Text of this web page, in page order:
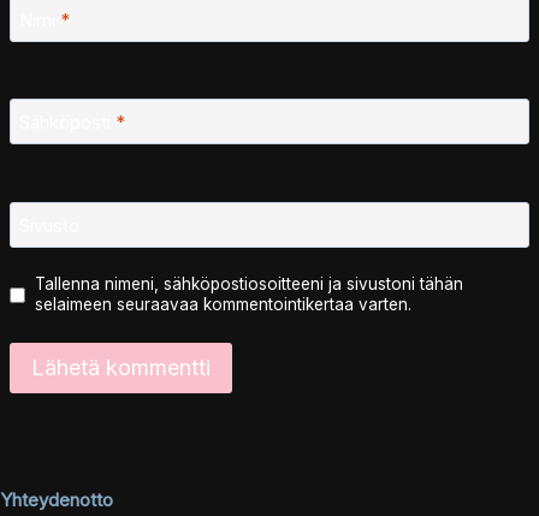
*
*
Tallenna nimeni, sähköpostiosoitteeni ja sivustoni tähän
selaimeen seuraavaa kommentointikertaa varten.
Yhteydenotto